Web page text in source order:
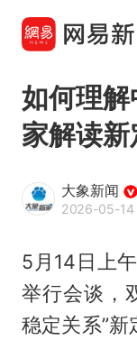
如何理
家解读
大象新闻
2026-05-14
5月14日上
举行会谈，
稳定关系”